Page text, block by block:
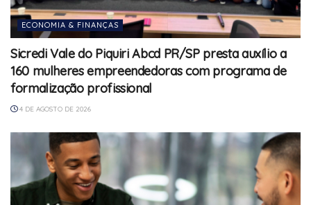
ECONOMIA & FINANÇAS
Sicredi Vale do Piquiri Abcd PR/SP presta auxílio a
160 mulheres empreendedoras com programa de
formalização profissional
4 DE AGOSTO DE 2026